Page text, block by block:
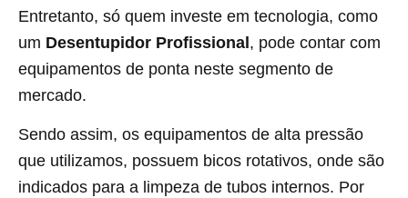
Entretanto, só quem investe em tecnologia, como
um Desentupidor Profissional, pode contar com
equipamentos de ponta neste segmento de
mercado.
Sendo assim, os equipamentos de alta pressão
que utilizamos, possuem bicos rotativos, onde são
indicados para a limpeza de tubos internos. Por